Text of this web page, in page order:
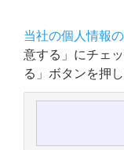
当社の個人情報
意する」にチェ
る」ボタンを押